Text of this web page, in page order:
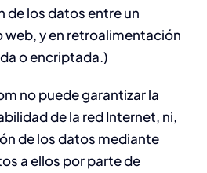
de los datos entre un
web, y en retroalimentación
o encriptada.)
no puede garantizar la
de la red Internet, ni,
de los datos mediante
a ellos por parte de